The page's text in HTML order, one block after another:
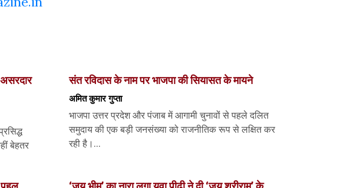
असरदार
बेहतर
संत रविदास के नाम पर भाजपा की सियासत के मायने
अमित कुमार गुप्ता
भाजपा उत्तर प्रदेश और पंजाब में आगामी चुनावों से पहले दलित
समुदाय की एक बड़ी जनसंख्या को राजनीतिक रूप से लक्षित कर
रही है।...